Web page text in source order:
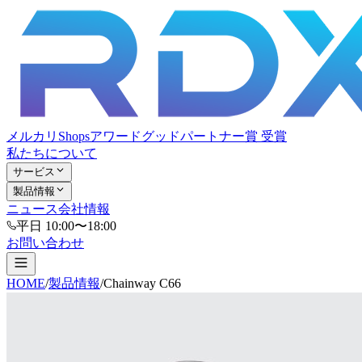
メルカリShopsアワードグッドパートナー賞 受賞
私たちについて
サービス
製品情報
ニュース会社情報
平日 10:00〜18:00
お問い合わせ
HOME/製品情報/Chainway C66